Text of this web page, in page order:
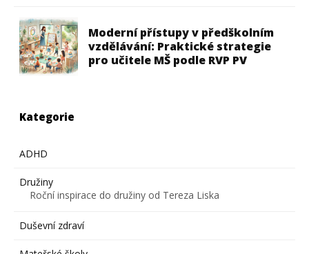
Moderní přístupy v předškolním
vzdělávání: Praktické strategie
pro učitele MŠ podle RVP PV
Kategorie
ADHD
Družiny
Roční inspirace do družiny od Tereza Liska
Duševní zdraví